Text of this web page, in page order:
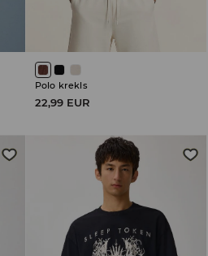
Polo krekls
22,99 EUR